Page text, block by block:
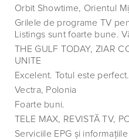
Orbit Showtime, Orientul
Grilele de programe TV
Listings sunt foarte bune.
THE GULF TODAY, ZIAR
UNITE
Excelent. Totul este perfect.
Vectra, Polonia
Foarte buni.
TELE MAX, REVISTĂ TV,
Serviciile EPG şi